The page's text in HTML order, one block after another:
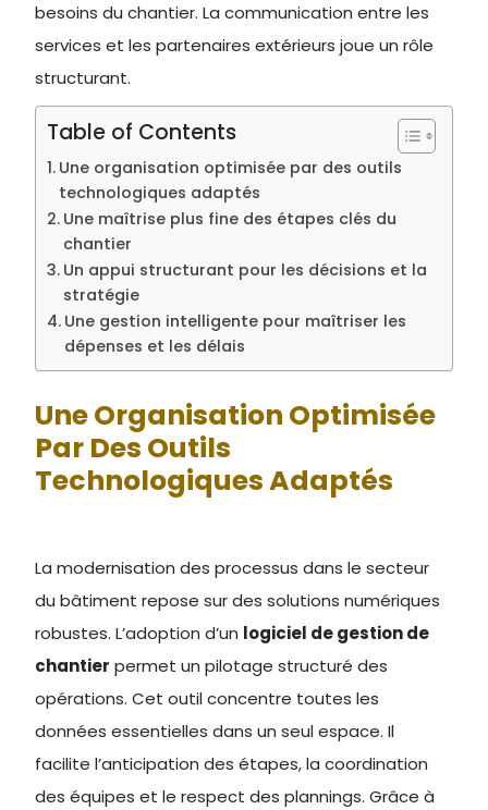
besoins du chantier. La communication entre les
services et les partenaires extérieurs joue un rôle
structurant.
Table of Contents
Une organisation optimisée par des outils
technologiques adaptés
Une maîtrise plus fine des étapes clés du
chantier
Un appui structurant pour les décisions et la
stratégie
Une gestion intelligente pour maîtriser les
dépenses et les délais
Une Organisation Optimisée
Par Des Outils
Technologiques Adaptés
La modernisation des processus dans le secteur
du bâtiment repose sur des solutions numériques
robustes. L’adoption d’un logiciel de gestion de
chantier permet un pilotage structuré des
opérations. Cet outil concentre toutes les
données essentielles dans un seul espace. Il
facilite l’anticipation des étapes, la coordination
des équipes et le respect des plannings. Grâce à